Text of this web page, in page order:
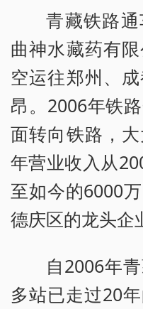
青藏铁路
曲神水藏药有
空运往郑州、
昂。2006年铁
面转向铁路，
年营业收入从
至如今的6000
德庆区的龙头企
自2006年
多站已走过20